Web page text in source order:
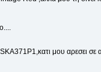
μου αρεσει